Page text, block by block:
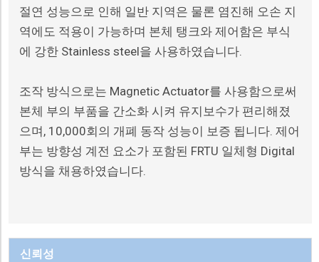
절연 성능으로 인해 일반 지역은 물론 염진해 오손 지
역에도 적용이 가능하며 본체 탱크와 제어함은 부식
에 강한 Stainless steel을 사용하였습니다.
조작 방식으로는 Magnetic Actuator를 사용함으로써
본체 부의 부품을 간소화 시켜 유지보수가 편리해졌
으며, 10,000회의 개폐 동작 성능이 보증 됩니다. 제어
부는 방향성 계전 요소가 포함된 FRTU 일체형 Digital
방식을 채용하였습니다.
신뢰성